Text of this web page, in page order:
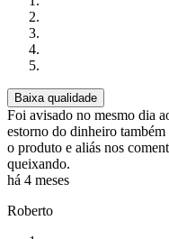
Baixa qualidade
Foi avisado no mesmo dia
estorno do dinheiro
o produto e aliás nos
queixando.
há 4 meses
Roberto